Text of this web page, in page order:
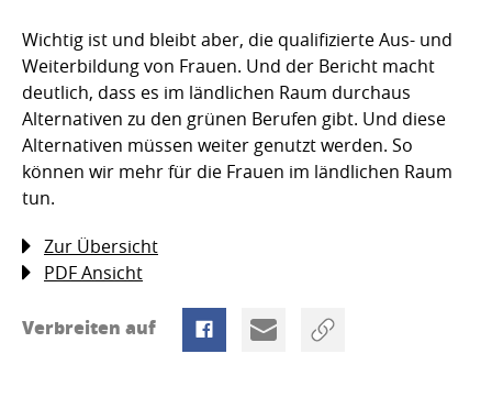
Wichtig ist und bleibt aber, die qualifizierte Aus- und
Weiterbildung von Frauen. Und der Bericht macht
deutlich, dass es im ländlichen Raum durchaus
Alternativen zu den grünen Berufen gibt. Und diese
Alternativen müssen weiter genutzt werden. So
können wir mehr für die Frauen im ländlichen Raum
tun.
Zur Übersicht
PDF Ansicht
Verbreiten auf